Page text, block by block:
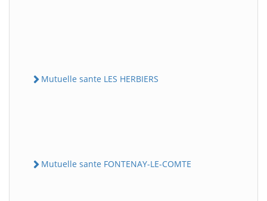
Mutuelle sante LES HERBIERS
Mutuelle sante FONTENAY-LE-COMTE